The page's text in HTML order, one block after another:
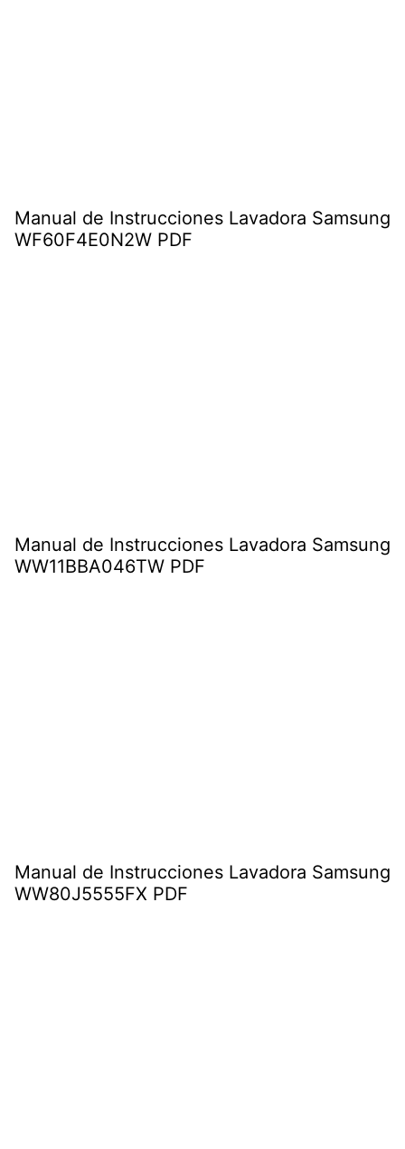
Manual de Instrucciones Lavadora Samsung
WF60F4E0N2W PDF
Manual de Instrucciones Lavadora Samsung
WW11BBA046TW PDF
Manual de Instrucciones Lavadora Samsung
WW80J5555FX PDF